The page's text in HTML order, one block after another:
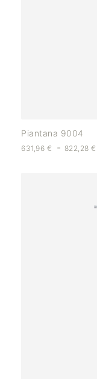
Piantana 9004
631,96 € - 822,28€